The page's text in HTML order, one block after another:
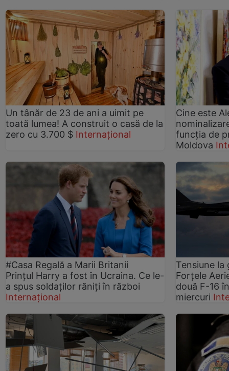
Un tânăr de 23 de ani a uimit pe
toată lumea! A construit o casă de la
zero cu 3.700 $ Internațional
Cine este
funcția de
Moldova
#Casa Regală a Marii Britanii
Prințul Harry a fost în Ucraina. Ce le-
a spus soldaților răniți în război
Internațional
Tensiune la
Forțele
două F-16
miercuri